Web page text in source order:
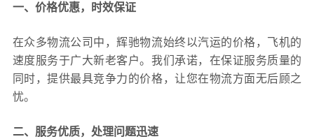
一、价格优惠，时效保证
在众多物流公司中，辉驰物流始终以汽运的价格，飞机的
速度服务于广大新老客户。我们承诺，在保证服务质量的
同时，提供最具竞争力的价格，让您在物流方面无后顾之
忧。
二、服务优质，处理问题迅速